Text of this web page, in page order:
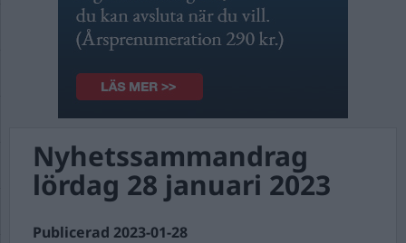
Nyhetssammandrag
lördag 28 januari 2023
Publicerad 2023-01-28